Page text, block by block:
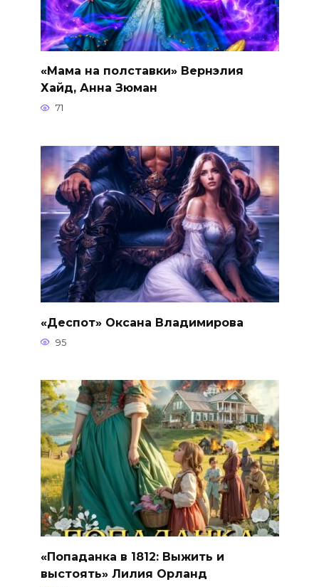
«Мама на полставки» Вернэлия
Хайд, Анна Зюман
71
«Деспот» Оксана Владимирова
95
«Попаданка в 1812: Выжить и
выстоять» Лилия Орланд